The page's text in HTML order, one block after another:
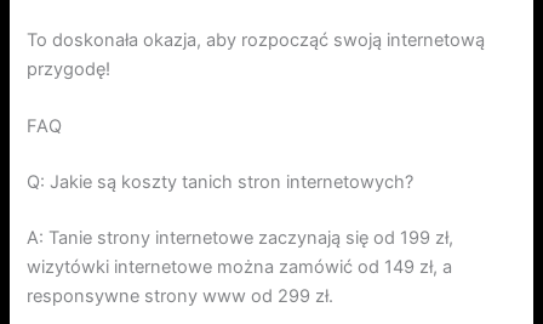
To doskonała okazja, aby rozpocząć swoją internetową
przygodę!
FAQ
Q: Jakie są koszty tanich stron internetowych?
A: Tanie strony internetowe zaczynają się od 199 zł,
wizytówki internetowe można zamówić od 149 zł, a
responsywne strony www od 299 zł.